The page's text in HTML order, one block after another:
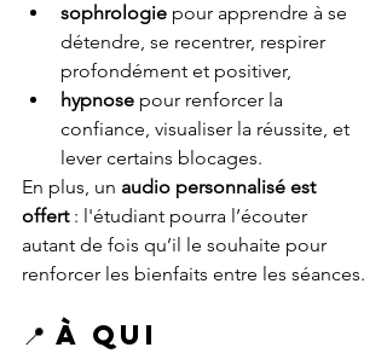
sophrologie pour apprendre à se
détendre, se recentrer, respirer
profondément et positiver,
hypnose pour renforcer la
confiance, visualiser la réussite, et
lever certains blocages.
En plus, un audio personnalisé est
offert : l'étudiant pourra l’écouter
autant de fois qu’il le souhaite pour
renforcer les bienfaits entre les séances.
📍 À qui